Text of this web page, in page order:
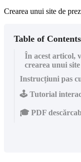
Crearea unui site de
Table of Contents
În acest articol,
crearea unui
Instrucțiuni pas
🕹️ Tutorial
🎓 PDF